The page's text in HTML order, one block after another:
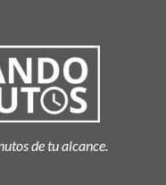
de tu alcance.